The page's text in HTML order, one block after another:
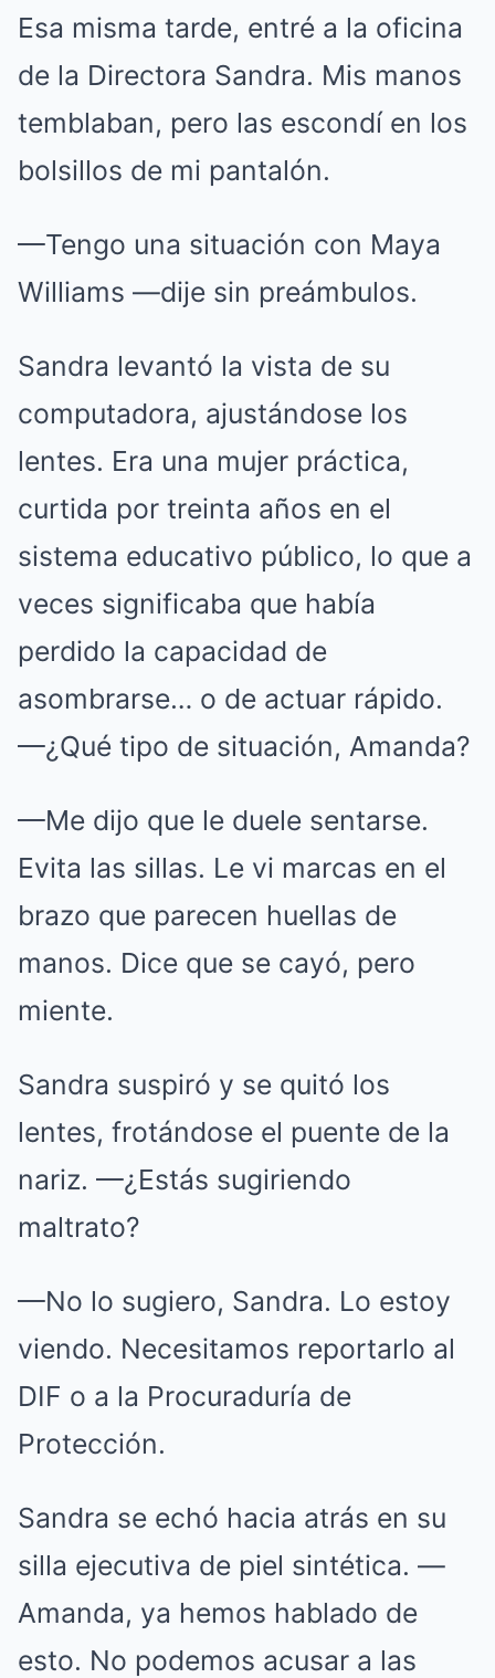
Esa misma tarde, entré a la oficina
de la Directora Sandra. Mis manos
temblaban, pero las escondí en los
bolsillos de mi pantalón.
—Tengo una situación con Maya
Williams —dije sin preámbulos.
Sandra levantó la vista de su
computadora, ajustándose los
lentes. Era una mujer práctica,
curtida por treinta años en el
sistema educativo público, lo que a
veces significaba que había
perdido la capacidad de
asombrarse… o de actuar rápido.
—¿Qué tipo de situación, Amanda?
—Me dijo que le duele sentarse.
Evita las sillas. Le vi marcas en el
brazo que parecen huellas de
manos. Dice que se cayó, pero
miente.
Sandra suspiró y se quitó los
lentes, frotándose el puente de la
nariz. —¿Estás sugiriendo
maltrato?
—No lo sugiero, Sandra. Lo estoy
viendo. Necesitamos reportarlo al
DIF o a la Procuraduría de
Protección.
Sandra se echó hacia atrás en su
silla ejecutiva de piel sintética. —
Amanda, ya hemos hablado de
esto. No podemos acusar a las